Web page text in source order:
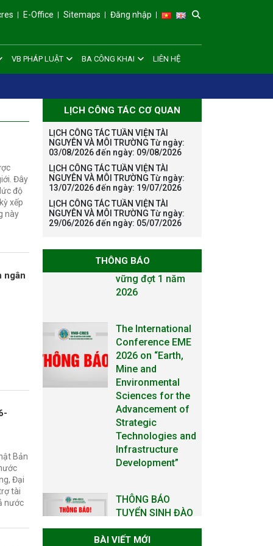
E-Office Sitemaps Đăng nhập
VB PHÁP LUẬT BA CÔNG KHAI LIÊN HỆ
Đây
độ
xếp
này
ngân
Bản
Đại
tài
nước
LỊCH CÔNG TÁC CƠ QUAN
LỊCH CÔNG TÁC TUẦN VIỆN TÀI
NGUYÊN VÀ MÔI TRƯỜNG Từ ngày:
03/08/2026 đến ngày: 09/08/2026
LỊCH CÔNG TÁC TUẦN VIỆN TÀI
NGUYÊN VÀ MÔI TRƯỜNG Từ ngày:
13/07/2026 đến ngày: 19/07/2026
LỊCH CÔNG TÁC TUẦN VIỆN TÀI
NGUYÊN VÀ MÔI TRƯỜNG Từ ngày:
29/06/2026 đến ngày: 05/07/2026
THÔNG BÁO
The International
Mine and
Environmental
Sciences for the
Advancement of
Strategic
Technologies and
Infrastructure
Development”
THÔNG BÁO
TUYỂN SINH ĐÀO
2026
THÔNG BÁO KẾ
BÀI VIẾT MỚI